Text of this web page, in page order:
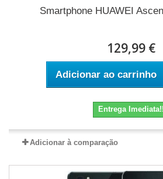
Smartphone HUAWEI
129,99 €
Adicionar ao carrinho
Entrega Imediata!!
Adicionar à comparação